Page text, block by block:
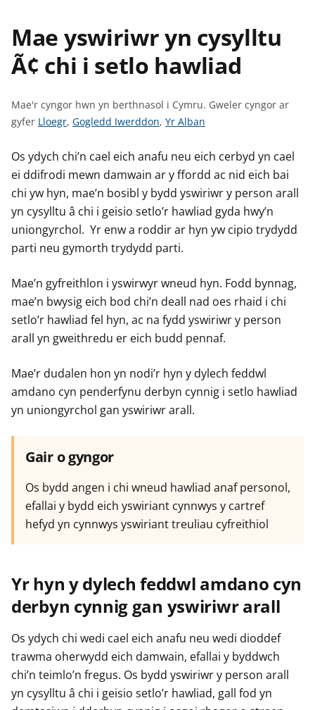
n
w
Mae yswiriwr yn cysylltu
Ã¢ chi i setlo hawliad
Mae'r cyngor hwn yn berthnasol i Cymru. Gweler cyngor ar
gyfer G
e
l
e
n
o
r
a
r
y
f
e
Lloegr, G
e
l
e
r
n
o
r
a
r
y
f
e
Gogledd Iwerddon, G
e
l
e
c
n
o
r
a
r
y
f
e
Yr Alban
Os ydych chi’n cael eich anafu neu eich cerbyd yn cael
ei ddifrodi mewn damwain ar y ffordd ac nid eich bai
chi yw hyn, mae’n bosibl y bydd yswiriwr y person arall
yn cysylltu â chi i geisio setlo’r hawliad gyda hwy’n
uniongyrchol. Yr enw a roddir ar hyn yw cipio trydydd
parti neu gymorth trydydd parti.
Mae’n gyfreithlon i yswirwyr wneud hyn. Fodd bynnag,
mae’n bwysig eich bod chi’n deall nad oes rhaid i chi
setlo’r hawliad fel hyn, ac na fydd yswiriwr y person
arall yn gweithredu er eich budd pennaf.
Mae’r dudalen hon yn nodi’r hyn y dylech feddwl
amdano cyn penderfynu derbyn cynnig i setlo hawliad
yn uniongyrchol gan yswiriwr arall.
Gair o gyngor
Os bydd angen i chi wneud hawliad anaf personol,
efallai y bydd eich yswiriant cynnwys y cartref
hefyd yn cynnwys yswiriant treuliau cyfreithiol
Yr hyn y dylech feddwl amdano cyn
derbyn cynnig gan yswiriwr arall
Os ydych chi wedi cael eich anafu neu wedi dioddef
trawma oherwydd eich damwain, efallai y byddwch
chi’n teimlo’n fregus. Os bydd yswiriwr y person arall
yn cysylltu â chi i geisio setlo’r hawliad, gall fod yn